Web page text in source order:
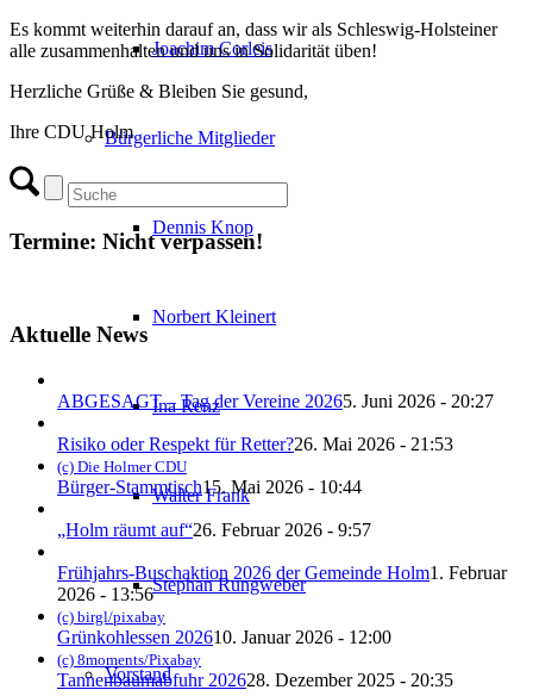
Joachim Corleis
Bürgerliche Mitglieder
Dennis Knop
Norbert Kleinert
Ina Renz
Walter Frank
Stephan Rungweber
Vorstand
Es kommt weiterhin darauf an, dass wir als Schleswig-Holsteiner
alle zusammenhalten und uns in Solidarität üben!
Herzliche Grüße & Bleiben Sie gesund,
Ihre CDU Holm
Termine: Nicht verpassen!
Aktuelle News
ABGESAGT – Tag der Vereine 20265. Juni 2026 - 20:27
Risiko oder Respekt für Retter?26. Mai 2026 - 21:53
(c) Die Holmer CDU
Bürger-Stammtisch15. Mai 2026 - 10:44
„Holm räumt auf“26. Februar 2026 - 9:57
Frühjahrs-Buschaktion 2026 der Gemeinde Holm1. Februar
2026 - 13:56
(c) birgl/pixabay
Grünkohlessen 202610. Januar 2026 - 12:00
(c) 8moments/Pixabay
Tannenbaumabfuhr 202628. Dezember 2025 - 20:35